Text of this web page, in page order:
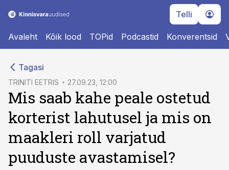
Telli
Avaleht Kõik lood TOPid Podcastid Konverentsid
Tagasi
TRINITI EETRIS 27.09.23, 12:00
Mis saab kahe peale ostetud
korterist lahutusel ja mis on
maakleri roll varjatud
puuduste avastamisel?